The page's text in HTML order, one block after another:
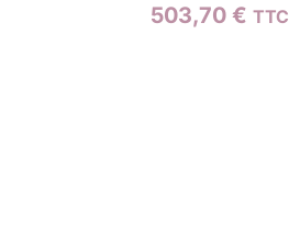
503,70 € TTC